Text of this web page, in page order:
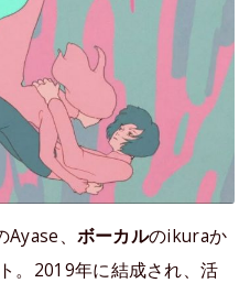
、 ボーカルのikuraか
。2019年に結成され、活